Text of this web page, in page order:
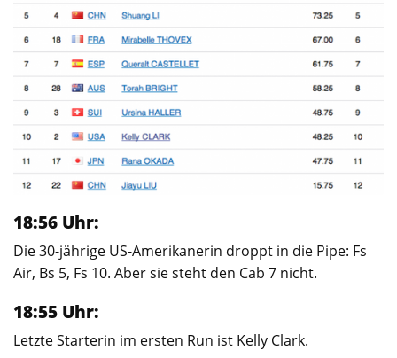
18:56 Uhr:
Die 30-jährige US-Amerikanerin droppt in die Pipe: Fs
Air, Bs 5, Fs 10. Aber sie steht den Cab 7 nicht.
18:55 Uhr:
Letzte Starterin im ersten Run ist Kelly Clark.